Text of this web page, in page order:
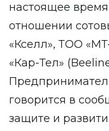
настоящее
отношении
«Кселл», ТОО
«Кар-Тел»
говорится в
защите и